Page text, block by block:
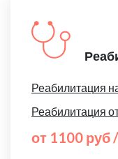
Реабилитация
Реабилитация
от 1100 руб